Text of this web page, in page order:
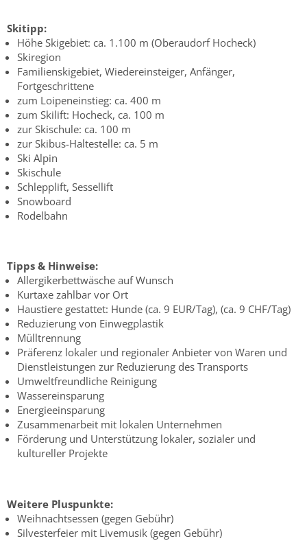
Skitipp:
Höhe Skigebiet: ca. 1.100 m (Oberaudorf Hocheck)
Skiregion
Familienskigebiet, Wiedereinsteiger, Anfänger,
Fortgeschrittene
zum Loipeneinstieg: ca. 400 m
zum Skilift: Hocheck, ca. 100 m
zur Skischule: ca. 100 m
zur Skibus-Haltestelle: ca. 5 m
Ski Alpin
Skischule
Schlepplift, Sessellift
Snowboard
Rodelbahn
Tipps & Hinweise:
Allergikerbettwäsche auf Wunsch
Kurtaxe zahlbar vor Ort
Haustiere gestattet: Hunde (ca. 9 EUR/Tag), (ca. 9 CHF/Tag)
Reduzierung von Einwegplastik
Mülltrennung
Präferenz lokaler und regionaler Anbieter von Waren und
Dienstleistungen zur Reduzierung des Transports
Umweltfreundliche Reinigung
Wassereinsparung
Energieeinsparung
Zusammenarbeit mit lokalen Unternehmen
Förderung und Unterstützung lokaler, sozialer und
kultureller Projekte
Weitere Pluspunkte:
Weihnachtsessen (gegen Gebühr)
Silvesterfeier mit Livemusik (gegen Gebühr)